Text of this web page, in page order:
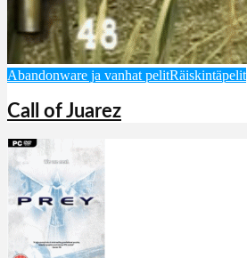
Abandonware ja vanhat pelitRäiskintäpelit
Call of Juarez